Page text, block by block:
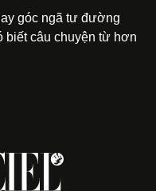
góc ngã tư đường
biết câu chuyện từ hơn